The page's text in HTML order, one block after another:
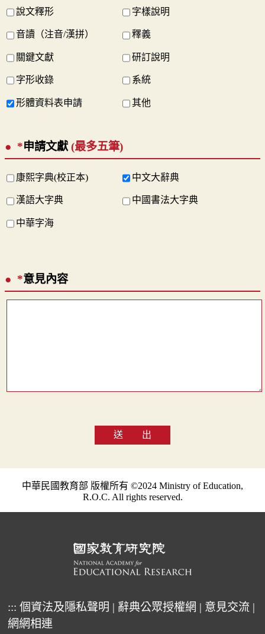
說文釋形 字樣說明
音讀（注音/漢拼） 釋義
關鍵文獻 研訂說明
字形收錄 系統
形體資料表申請 其他
*申請文獻(最多五筆)
康熙字典(校正本) 中文大辭典
漢語大字典 中國書法大字典
中華字海
*意見內容
送 出
中華民國教育部 版權所有 ©2024 Ministry of Education,
R.O.C. All rights reserved.
::: 個資法及隱私聲明 | 辭典公眾授權網 | 意見交流 |
網網相連